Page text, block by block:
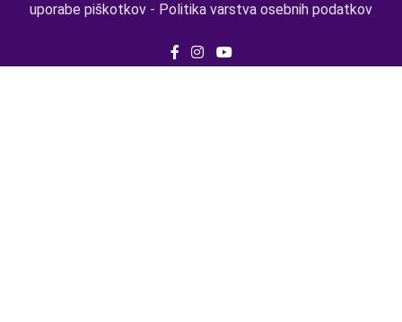
uporabe piškotkov - Politika varstva osebnih podatkov